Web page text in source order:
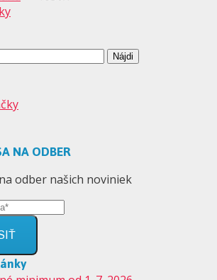
NA ODBER
odber našich noviniek